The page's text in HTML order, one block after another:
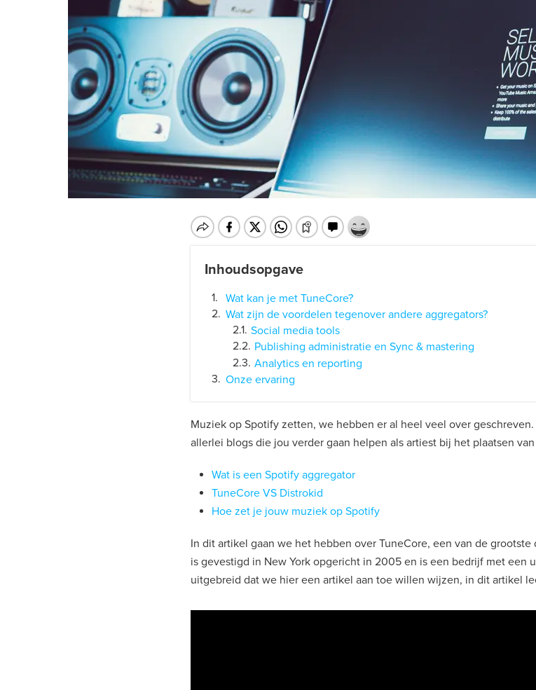
Inhoudsopgave
Wat kan je met TuneCore?
Wat zijn de voordelen tegenover andere aggregators?
Social media tools
Publishing administratie en Sync & mastering
Analytics en reporting
Onze ervaring
Muziek op Spotify zetten, we hebben er al heel veel over
allerlei blogs die jou verder gaan helpen als artiest bij het plaatsen
Wat is een Spotify aggregator
TuneCore VS Distrokid
Hoe zet je jouw muziek op Spotify
In dit artikel gaan we het hebben over TuneCore, een van de
is gevestigd in New York opgericht in 2005 en is een bedrijf met een
uitgebreid dat we hier een artikel aan toe willen wijzen, in dit artikel